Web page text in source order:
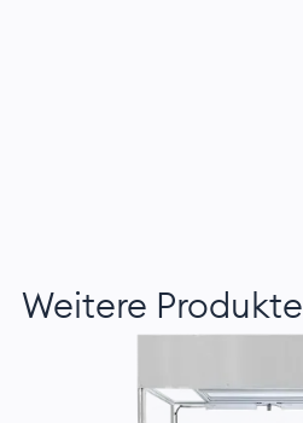
Weitere Produkte